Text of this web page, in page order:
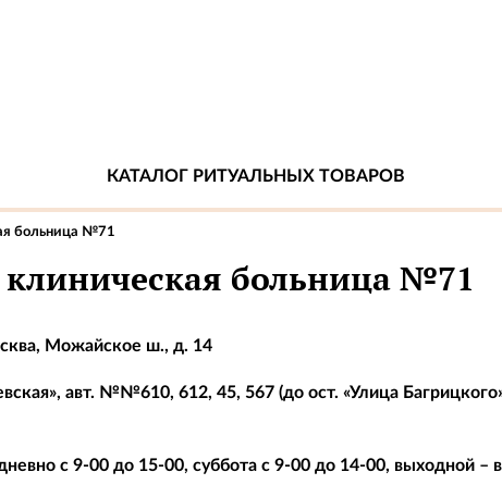
КАТАЛОГ РИТУАЛЬНЫХ ТОВАРОВ
больница №71
клиническая больница №71
Можайское ш., д. 14
авт. №№610, 612, 45, 567 (до ост. «Улица
с 9-00 до 15-00, суббота с 9-00 до 14-00, выходной –